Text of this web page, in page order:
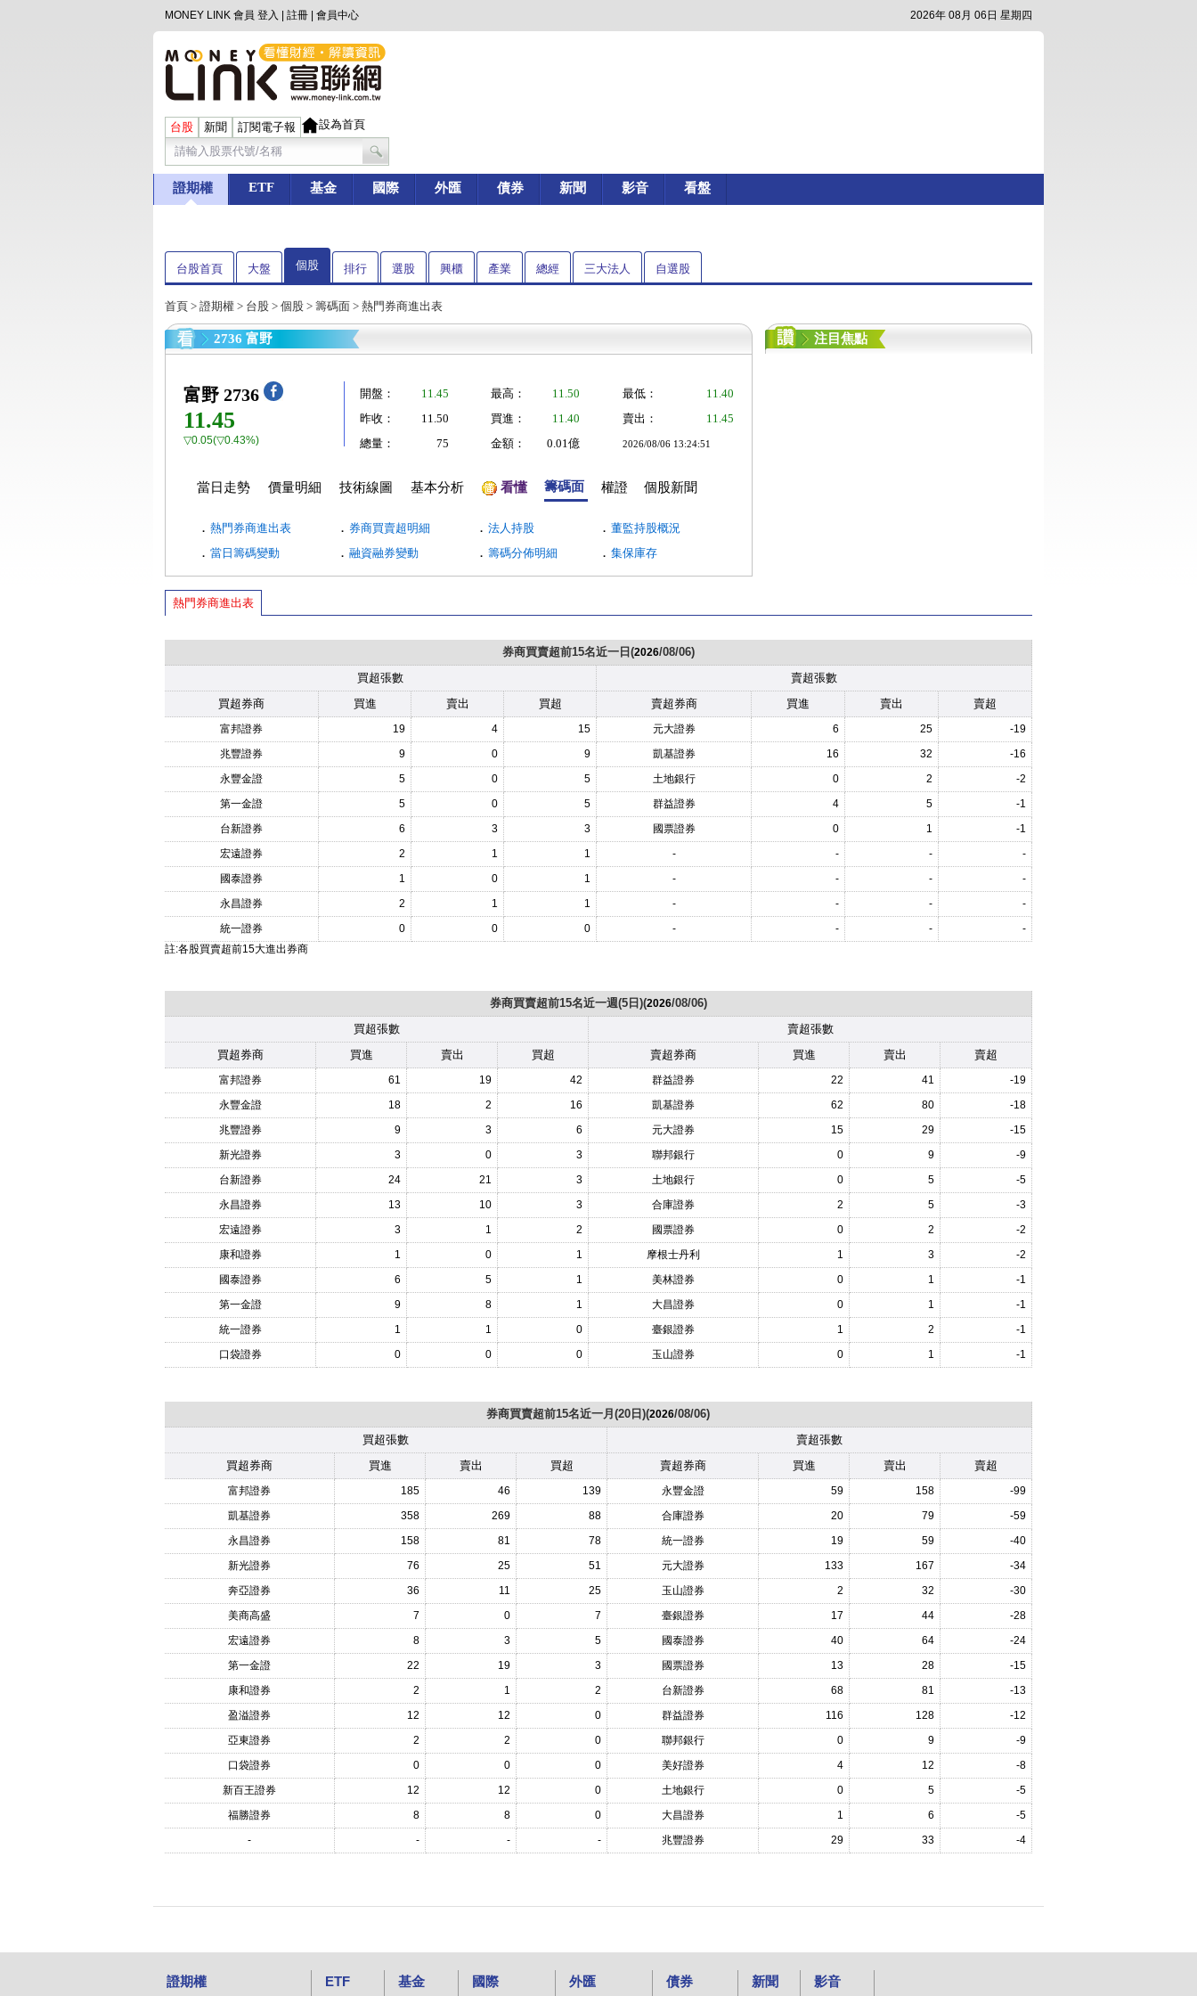
MONEY LINK 會員 登入 註冊 會員中心 2026年 08月 06日 星期四
台股 新聞 訂閱電子報 設為首頁
證期權 ETF 基金 國際 外匯 債券 新聞 影音 看盤
台股首頁 大盤 個股 排行 選股 興櫃 產業 總經 三大法人 自選股
首頁 > 證期權 > 台股 > 個股 > 籌碼面 > 熱門券商進出表
2736 富野
富野 2736
11.45
▽0.05(▽0.43%)
開盤： 11.45 最高： 11.50 最低：
11.40
昨收：
11.50 買進： 11.40 賣出：
11.45
總量：
75 金額： 0.01億 2026/08/06 13:24:51
當日走勢 價量明細 技術線圖 基本分析 看懂 籌碼面 權證 個股新聞
． 熱門券商進出表 ． 券商買賣超明細 ． 法人持股 ． 董監持股概況
． 當日籌碼變動 ． 融資融券變動 ． 籌碼分佈明細 ． 集保庫存
注目焦點
熱門券商進出表
券商買賣超前15名近一日(2026/08/06)
買超張數
賣超張數
買超券商
買進 賣出 買超 賣超券商 買進 賣出 賣超
富邦證券 19 4 15 元大證券 6 25
-19
兆豐證券
9 0 9 凱基證券 16 32
-16
永豐金證
5 0 5 土地銀行 0 2
-2
第一金證
5 0 5 群益證券 4 5
-1
台新證券
6 3 3 國票證券 0 1
-1
宏遠證券
2 1 1 - - -
-
國泰證券
1 0 1 - - -
-
永昌證券
2 1 1 - - -
-
統一證券
0 0 0 - - -
-
註:各股買賣超前15大進出券商
券商買賣超前15名近一週(5日)(2026/08/06)
買超張數
賣超張數
買超券商
買進 賣出 買超 賣超券商 買進 賣出 賣超
富邦證券 61 19 42 群益證券 22 41
-19
永豐金證
18 2 16 凱基證券 62 80
-18
兆豐證券
9 3 6 元大證券 15 29
-15
新光證券
3 0 3 聯邦銀行 0 9
-9
台新證券
24 21 3 土地銀行 0 5
-5
永昌證券
13 10 3 合庫證券 2 5
-3
宏遠證券
3 1 2 國票證券 0 2
-2
康和證券
1 0 1 摩根士丹利 1 3
-2
國泰證券
6 5 1 美林證券 0 1
-1
第一金證
9 8 1 大昌證券 0 1
-1
統一證券
1 1 0 臺銀證券 1 2
-1
口袋證券
0 0 0 玉山證券 0 1 -1
券商買賣超前15名近一月(20日)(2026/08/06)
買超張數
賣超張數
買超券商
買進 賣出 買超 賣超券商 買進 賣出 賣超
富邦證券 185 46 139 永豐金證 59 158
-99
凱基證券
358 269 88 合庫證券 20 79
-59
永昌證券
158 81 78 統一證券 19 59
-40
新光證券
76 25 51 元大證券 133 167
-34
奔亞證券
36 11 25 玉山證券 2 32
-30
美商高盛
7 0 7 臺銀證券 17 44
-28
宏遠證券
8 3 5 國泰證券 40 64
-24
第一金證
22 19 3 國票證券 13 28
-15
康和證券
2 1 2 台新證券 68 81
-13
盈溢證券
12 12 0 群益證券 116 128
-12
亞東證券
2 2 0 聯邦銀行 0 9
-9
口袋證券
0 0 0 美好證券 4 12
-8
新百王證券
12 12 0 土地銀行 0 5
-5
福勝證券
8 8 0 大昌證券 1 6
-5
-
- - - 兆豐證券 29 33 -4
證期權 ETF 基金 國際 外匯 債券 新聞 影音